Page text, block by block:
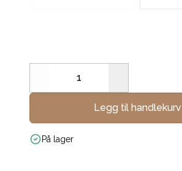
Decrease
Legg til handlekurv
På lager